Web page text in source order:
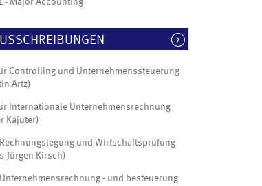
- Major Accounting
Controlling und Unternehmenssteuerung
Artz)
Internationale Unternehmensrechnung
Kajüter)
und Wirtschaftsprüfung
Jürgen Kirsch)
- und besteuerung